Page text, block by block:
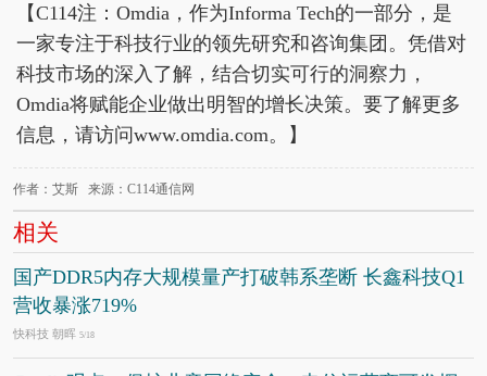
【C114注：Omdia，作为Informa Tech的一部分，是
一家专注于科技行业的领先研究和咨询集团。凭借对
科技市场的深入了解，结合切实可行的洞察力，
Omdia将赋能企业做出明智的增长决策。要了解更多
信息，请访问www.omdia.com。】
作者：艾斯 来源：C114通信网
相关
国产DDR5内存大规模量产打破韩系垄断 长鑫科技Q1
营收暴涨719%
快科技 朝晖 5/18